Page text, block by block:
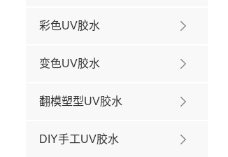
彩色UV胶水
变色UV胶水
翻模塑型UV胶水
DIY手工UV胶水